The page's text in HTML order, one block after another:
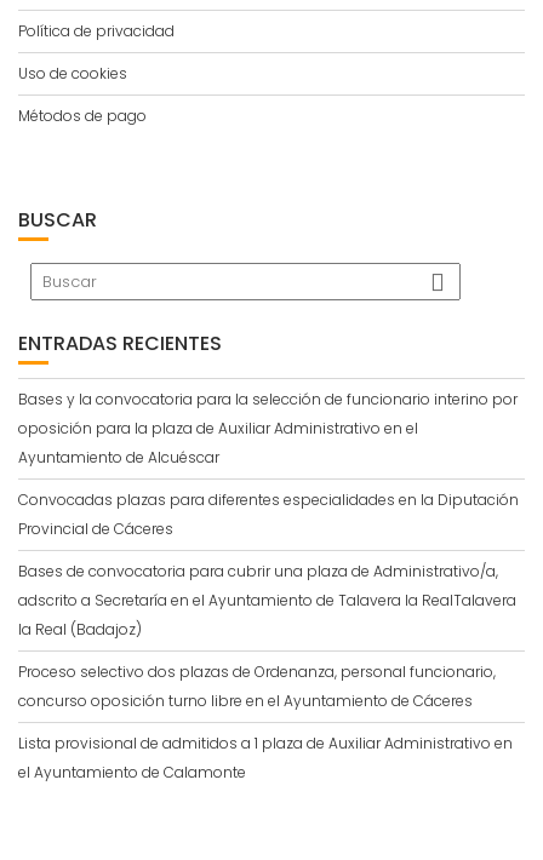
Política de privacidad
Uso de cookies
Métodos de pago
BUSCAR
ENTRADAS RECIENTES
Bases y la convocatoria para la selección de funcionario interino por
oposición para la plaza de Auxiliar Administrativo en el
Ayuntamiento de Alcuéscar
Convocadas plazas para diferentes especialidades en la Diputación
Provincial de Cáceres
Bases de convocatoria para cubrir una plaza de Administrativo/a,
adscrito a Secretaría en el Ayuntamiento de Talavera la RealTalavera
la Real (Badajoz)
Proceso selectivo dos plazas de Ordenanza, personal funcionario,
concurso oposición turno libre en el Ayuntamiento de Cáceres
Lista provisional de admitidos a 1 plaza de Auxiliar Administrativo en
el Ayuntamiento de Calamonte